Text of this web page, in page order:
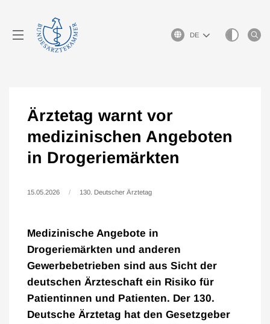
Sprachauswahl
Ärztetag warnt vor
medizinischen Angeboten
in Drogeriemärkten
15.05.2026 130. Deutscher Ärztetag
Medizinische Angebote in
Drogeriemärkten und anderen
Gewerbebetrieben sind aus Sicht der
deutschen Ärzteschaft ein Risiko für
Patientinnen und Patienten. Der 130.
Deutsche Ärztetag hat den Gesetzgeber